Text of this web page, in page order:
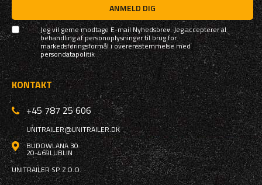
ANMELD DIG
Jeg vil gerne modtage E-mail Nyhedsbrev. Jeg accepterer al
behandling af personoplysninger til brug for
markedsføringsformål i overensstemmelse med
persondatapolitik
KONTAKT
+45 787 25 606
UNITRAILER@UNITRAILER.DK
BUDOWLANA 30
20-469LUBLIN
UNITRAILER SP. Z O.O.